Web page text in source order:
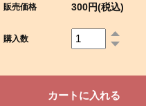
販売価格 300円(税込)
購入数